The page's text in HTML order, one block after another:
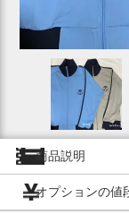
商品説明
オプションの値